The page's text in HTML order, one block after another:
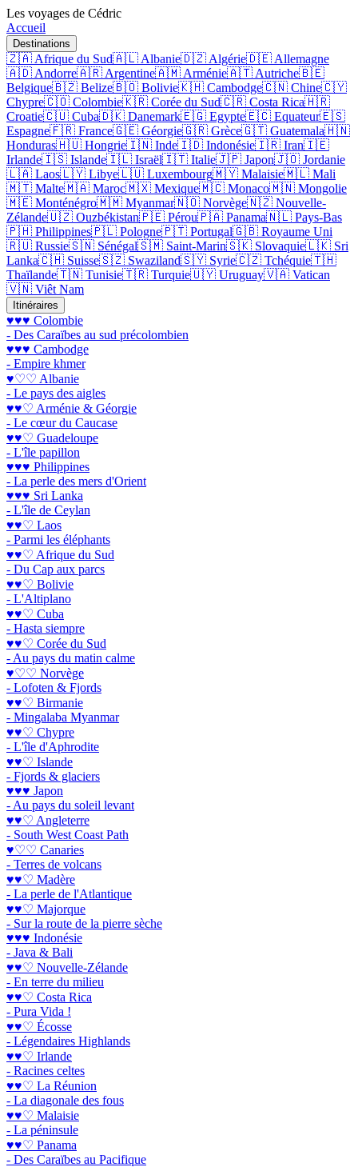
Les voyages de Cédric
Accueil
Destinations
🇿🇦 Afrique du Sud🇦🇱 Albanie🇩🇿 Algérie🇩🇪 Allemagne
🇦🇩 Andorre🇦🇷 Argentine🇦🇲 Arménie🇦🇹 Autriche🇧🇪
Belgique🇧🇿 Belize🇧🇴 Bolivie🇰🇭 Cambodge🇨🇳 Chine🇨🇾
Chypre🇨🇴 Colombie🇰🇷 Corée du Sud🇨🇷 Costa Rica🇭🇷
Croatie🇨🇺 Cuba🇩🇰 Danemark🇪🇬 Egypte🇪🇨 Equateur🇪🇸
Espagne🇫🇷 France🇬🇪 Géorgie🇬🇷 Grèce🇬🇹 Guatemala🇭🇳
Honduras🇭🇺 Hongrie🇮🇳 Inde🇮🇩 Indonésie🇮🇷 Iran🇮🇪
Irlande🇮🇸 Islande🇮🇱 Israël🇮🇹 Italie🇯🇵 Japon🇯🇴 Jordanie
🇱🇦 Laos🇱🇾 Libye🇱🇺 Luxembourg🇲🇾 Malaisie🇲🇱 Mali
🇲🇹 Malte🇲🇦 Maroc🇲🇽 Mexique🇲🇨 Monaco🇲🇳 Mongolie
🇲🇪 Monténégro🇲🇲 Myanmar🇳🇴 Norvège🇳🇿 Nouvelle-
Zélande🇺🇿 Ouzbékistan🇵🇪 Pérou🇵🇦 Panama🇳🇱 Pays-Bas
🇵🇭 Philippines🇵🇱 Pologne🇵🇹 Portugal🇬🇧 Royaume Uni
🇷🇺 Russie🇸🇳 Sénégal🇸🇲 Saint-Marin🇸🇰 Slovaquie🇱🇰 Sri
Lanka🇨🇭 Suisse🇸🇿 Swaziland🇸🇾 Syrie🇨🇿 Tchéquie🇹🇭
Thaïlande🇹🇳 Tunisie🇹🇷 Turquie🇺🇾 Uruguay🇻🇦 Vatican
🇻🇳 Viêt Nam
Itinéraires
♥♥♥ Colombie
- Des Caraïbes au sud précolombien
♥♥♥ Cambodge
- Empire khmer
♥♡♡ Albanie
- Le pays des aigles
♥♥♡ Arménie & Géorgie
- Le cœur du Caucase
♥♥♡ Guadeloupe
- L'île papillon
♥♥♥ Philippines
- La perle des mers d'Orient
♥♥♥ Sri Lanka
- L'île de Ceylan
♥♥♡ Laos
- Parmi les éléphants
♥♥♡ Afrique du Sud
- Du Cap aux parcs
♥♥♡ Bolivie
- L'Altiplano
♥♥♡ Cuba
- Hasta siempre
♥♥♡ Corée du Sud
- Au pays du matin calme
♥♡♡ Norvège
- Lofoten & Fjords
♥♥♡ Birmanie
- Mingalaba Myanmar
♥♥♡ Chypre
- L'île d'Aphrodite
♥♥♡ Islande
- Fjords & glaciers
♥♥♥ Japon
- Au pays du soleil levant
♥♥♡ Angleterre
- South West Coast Path
♥♡♡ Canaries
- Terres de volcans
♥♥♡ Madère
- La perle de l'Atlantique
♥♥♡ Majorque
- Sur la route de la pierre sèche
♥♥♥ Indonésie
- Java & Bali
♥♥♡ Nouvelle-Zélande
- En terre du milieu
♥♥♡ Costa Rica
- Pura Vida !
♥♥♡ Écosse
- Légendaires Highlands
♥♥♡ Irlande
- Racines celtes
♥♥♡ La Réunion
- La diagonale des fous
♥♥♡ Malaisie
- La péninsule
♥♥♡ Panama
- Des Caraïbes au Pacifique